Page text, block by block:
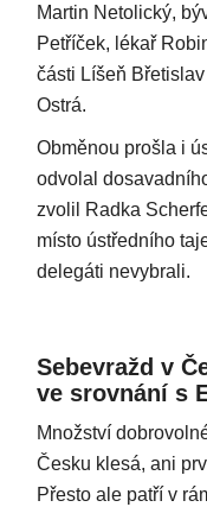
Martin Netolický,
Petříček, lékař
části Líšeň
Ostrá.
Obměnou prošla i
odvolal
zvolil Radka
místo ústředního
delegáti nevybrali.
Sebevražd v
ve srovnání s
Množství
Česku klesá, ani
Přesto ale patří v